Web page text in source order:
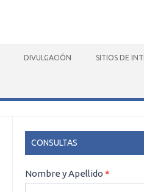
DIVULGACIÓN SITIOS DE
CONSULTAS
CONSULTAS
Nombre y Apellido*